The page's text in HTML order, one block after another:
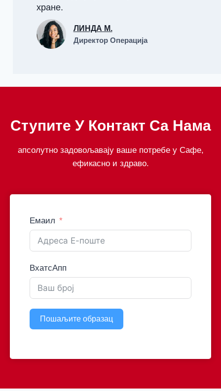
хране.
ЛИНДА М.
Директор Операција
Ступите У Контакт Са Нама
апсолутно задовољавају ваше потребе у Сафе,
ефикасно и здраво.
Емаил
ВхатсАпп
Пошаљите образац